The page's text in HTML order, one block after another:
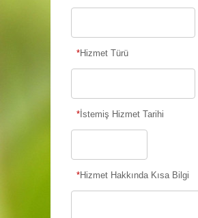
*Hizmet Türü
* İstemiş Hizmet Tarihi
*Hizmet Hakkında Kısa Bilgi